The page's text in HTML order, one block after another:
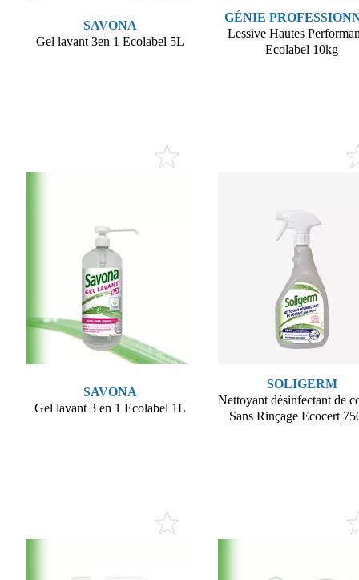
SAVONA
Gel lavant 3en 1 Ecolabel 5L
GÉNIE
Lessive Hautes
Ecolabel 10kg
SAVONA
Gel lavant 3 en 1 Ecolabel 1L
SOLIGERM
Nettoyant désinfectant de
Sans Rinçage Ecocert